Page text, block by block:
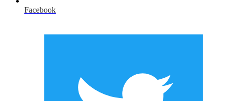
Facebook